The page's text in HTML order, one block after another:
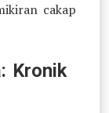
cakap
Kronik